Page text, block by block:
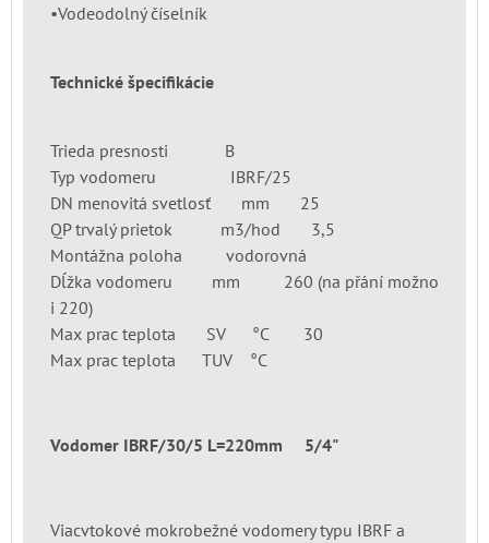
•Vodeodolný číselník
Technické špecifikácie
Trieda presnosti B
Typ vodomeru IBRF/25
DN menovitá svetlosť mm 25
QP trvalý prietok m3/hod 3,5
Montážna poloha vodorovná
Dĺžka vodomeru mm 260 (na přání možno
i 220)
Max prac teplota SV °C 30
Max prac teplota TUV °C
Vodomer IBRF/30/5 L=220mm 5/4"
Viacvtokové mokrobežné vodomery typu IBRF a